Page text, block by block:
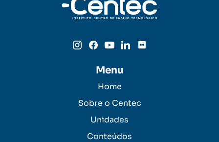
Menu
Home
Sobre o Centec
Unidades
Conteúdos